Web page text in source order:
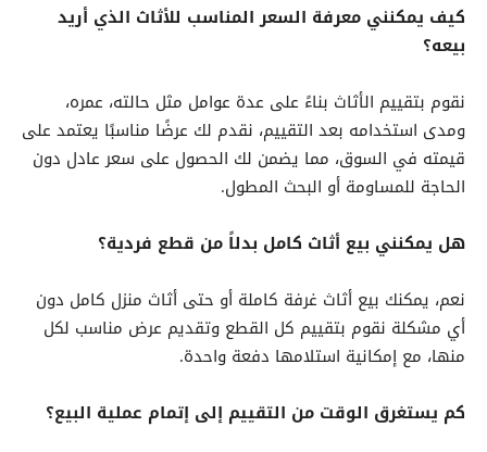
كيف يمكنني معرفة السعر المناسب للأثاث الذي أريد
بيعه؟
نقوم بتقييم الأثاث بناءً على عدة عوامل مثل حالته، عمره،
ومدى استخدامه بعد التقييم، نقدم لك عرضًا مناسبًا يعتمد على
قيمته في السوق، مما يضمن لك الحصول على سعر عادل دون
الحاجة للمساومة أو البحث المطول.
هل يمكنني بيع أثاث كامل بدلاً من قطع فردية؟
نعم، يمكنك بيع أثاث غرفة كاملة أو حتى أثاث منزل كامل دون
أي مشكلة نقوم بتقييم كل القطع وتقديم عرض مناسب لكل
منها، مع إمكانية استلامها دفعة واحدة.
كم يستغرق الوقت من التقييم إلى إتمام عملية البيع؟